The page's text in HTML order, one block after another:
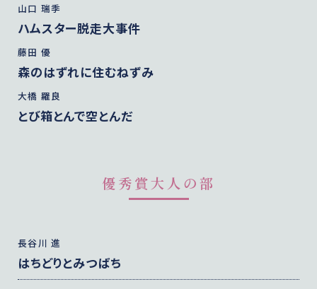
山口 瑞季
ハムスター脱走大事件
藤田 優
森のはずれに住むねずみ
大橋 羅良
とび箱とんで空とんだ
優秀賞大人の部
長谷川 進
はちどりとみつばち